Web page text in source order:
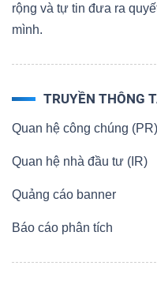
rộng và tự tin đưa ra
mình.
TRUYỀN THÔNG
Quan hệ công chúng (PR)
Quan hệ nhà đầu tư (IR)
Quảng cáo banner
Báo cáo phân tích